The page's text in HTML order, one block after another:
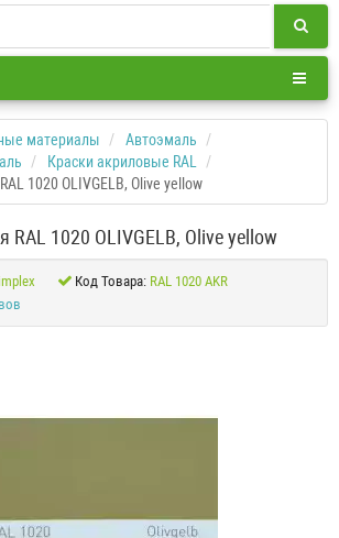
материалы
Автоэмаль
Краски акриловые RAL
1020 OLIVGELB, Olive yellow
RAL 1020 OLIVGELB, Olive yellow
Код Товара: RAL 1020 AKR